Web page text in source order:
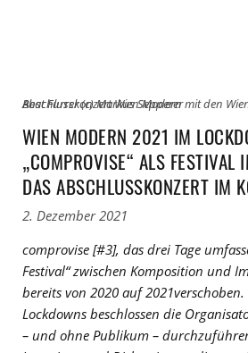
Abschlusskonzert Wien Modern mit den Wiener Symphonikern unter Beat Furrer (c) Markus Sepperer
WIEN MODERN 2021 IM
„COMPROVISE“ ALS FESTIVAL
DAS ABSCHLUSSKONZERT IM
2. Dezember 2021
comprovise [#3], das drei Tage
Festival“ zwischen Komposition und
bereits von 2020 auf
Lockdowns beschlossen die
– und ohne Publikum –